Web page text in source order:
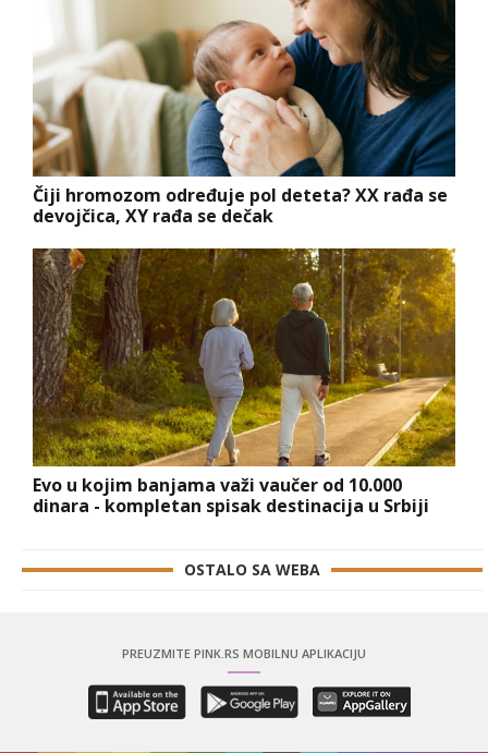
Čiji hromozom određuje pol deteta? XX rađa se
devojčica, XY rađa se dečak
Evo u kojim banjama važi vaučer od 10.000
dinara - kompletan spisak destinacija u Srbiji
OSTALO SA WEBA
PREUZMITE PINK.RS MOBILNU APLIKACIJU